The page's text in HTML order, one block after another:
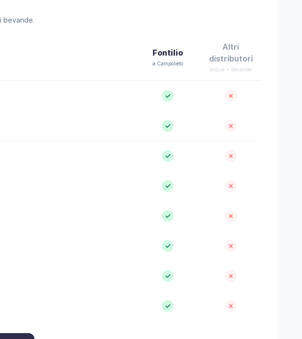
bevande.
Fontilio
a Campolieto
Altri
distributori
acqua + bevande
✓ ✗
✓ ✗
✓ ✗
✓ ✗
✓ ✗
✓ ✗
✓ ✗
✓ ✗